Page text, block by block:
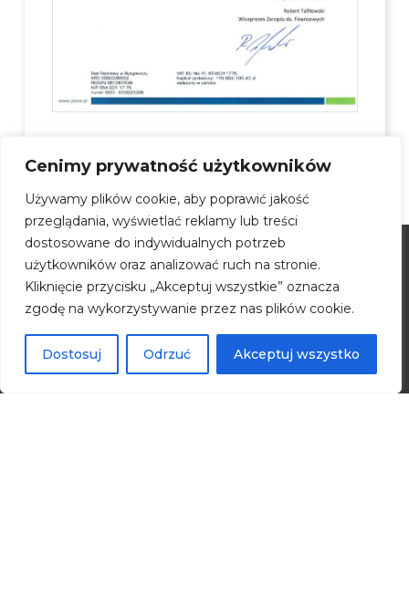
Cenimy prywatność użytkowników
Używamy plików cookie, aby poprawić jakość
przeglądania, wyświetlać reklamy lub treści
dostosowane do indywidualnych potrzeb
użytkowników oraz analizować ruch na stronie.
Kliknięcie przycisku „Akceptuj wszystkie” oznacza
zgodę na wykorzystywanie przez nas plików cookie.
Dostosuj Odrzuć Akceptuj wszystko